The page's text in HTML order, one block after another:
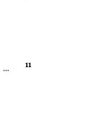
... 11